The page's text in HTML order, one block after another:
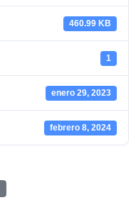
460.99 KB
1
enero 29, 2023
febrero 8, 2024